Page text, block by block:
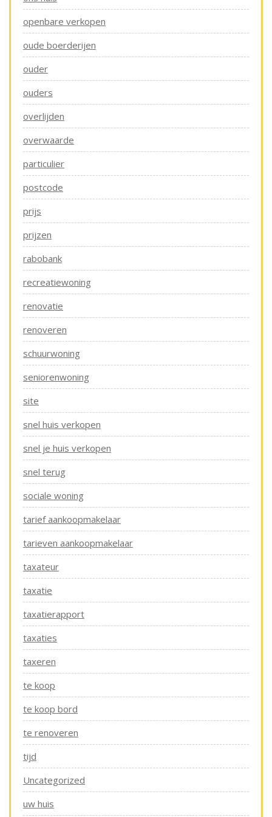
openbare verkopen
oude boerderijen
ouder
ouders
overlijden
overwaarde
particulier
postcode
prijs
prijzen
rabobank
recreatiewoning
renovatie
renoveren
schuurwoning
seniorenwoning
site
snel huis verkopen
snel je huis verkopen
snel terug
sociale woning
tarief aankoopmakelaar
tarieven aankoopmakelaar
taxateur
taxatie
taxatierapport
taxaties
taxeren
te koop
te koop bord
te renoveren
tijd
Uncategorized
uw huis